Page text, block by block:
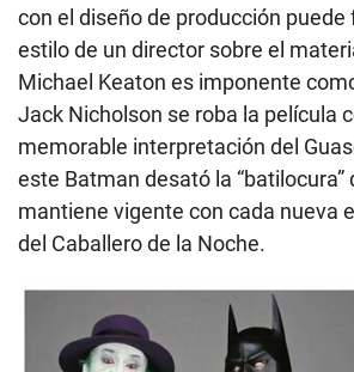
con el diseño de producción puede
estilo de un director sobre el
Michael Keaton es imponente
Jack Nicholson se roba la película
memorable interpretación del
este Batman desató la “batilocura”
mantiene vigente con cada nueva
del Caballero de la Noche.